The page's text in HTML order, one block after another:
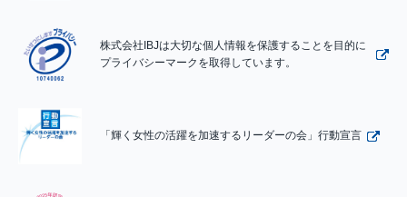
株式会社IBJは大切な個人情報を保護することを目的に
プライバシーマークを取得しています。
「輝く女性の活躍を加速するリーダーの会」行動宣言